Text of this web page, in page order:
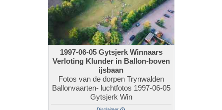
1997-06-05 Gytsjerk Winnaars
Verloting Klunder in Ballon-boven
ijsbaan
Fotos van de dorpen Trynwalden
Ballonvaarten- luchtfotos 1997-06-05
Gytsjerk Win